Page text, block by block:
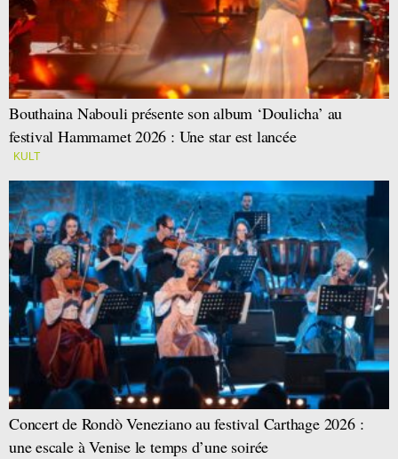
Bouthaina Nabouli présente son album ‘Doulicha’ au
festival Hammamet 2026 : Une star est lancée
KULT
Concert de Rondò Veneziano au festival Carthage 2026 :
une escale à Venise le temps d’une soirée